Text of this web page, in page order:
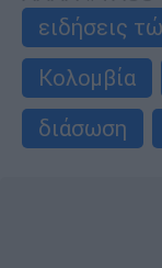
ειδήσεις
Κολομβία
διάσωση